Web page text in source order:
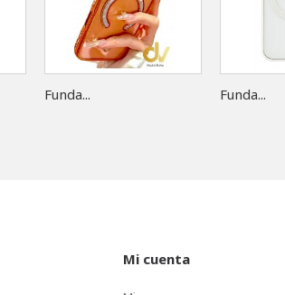
Funda... Funda...
Mi cuenta